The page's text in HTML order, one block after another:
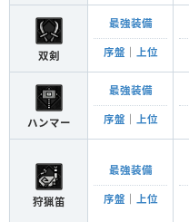
双剣
最強装備
序盤 上位
ハンマー
最強装備
序盤 上位
狩猟笛
最強装備
序盤 上位